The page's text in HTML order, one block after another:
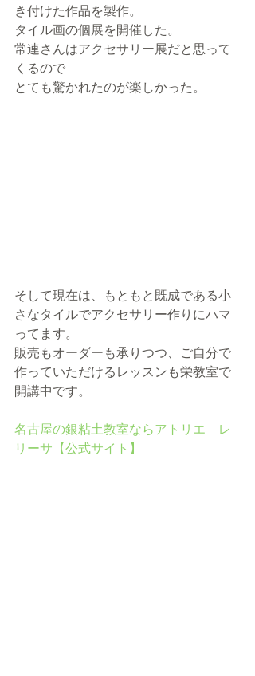
き付けた作品を製作。
タイル画の個展を開催した。
常連さんはアクセサリー展だと思って
くるので
とても驚かれたのが楽しかった。
そして現在は、もともと既成である小
さなタイルでアクセサリー作りにハマ
ってます。
販売もオーダーも承りつつ、ご自分で
作っていただけるレッスンも栄教室で
開講中です。
名古屋の銀粘土教室ならアトリエ　レ
リーサ【公式サイト】